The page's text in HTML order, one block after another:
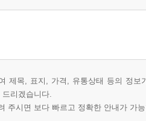
제목, 표지, 가격, 유통상태 등의 정
리겠습니다.
주시면 보다 빠르고 정확한 안내가 가